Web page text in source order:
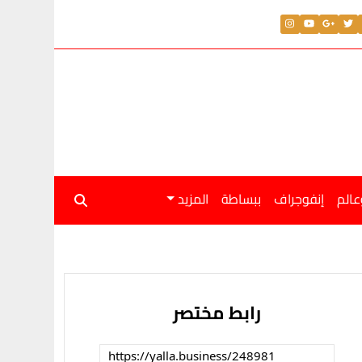
إنفوجراف ببساطة المزيد
رابط مختصر